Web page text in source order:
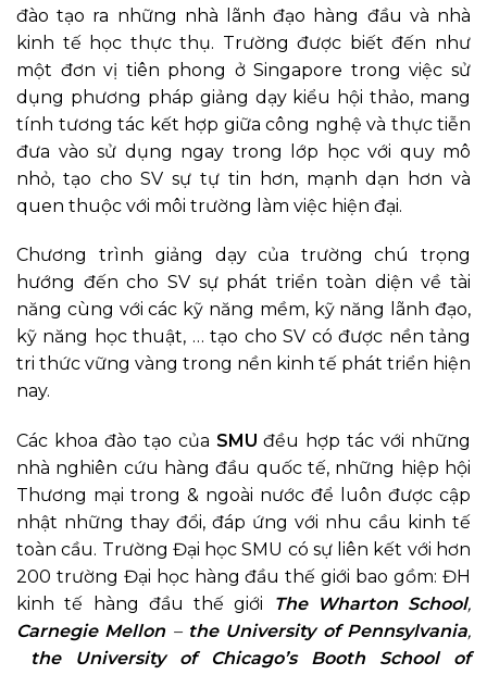
đào tạo ra những nhà lãnh đạo hàng đầu và nhà
kinh tế học thực thụ. Trường được biết đến như
một đơn vị tiên phong ở Singapore trong việc sử
dụng phương pháp giảng dạy kiểu hội thảo, mang
tính tương tác kết hợp giữa công nghệ và thực tiễn
đưa vào sử dụng ngay trong lớp học với quy mô
nhỏ, tạo cho SV sự tự tin hơn, mạnh dạn hơn và
quen thuộc với môi trường làm việc hiện đại.
Chương trình giảng dạy của trường chú trọng
hướng đến cho SV sự phát triển toàn diện về tài
năng cùng với các kỹ năng mềm, kỹ năng lãnh đạo,
kỹ năng học thuật, … tạo cho SV có được nền tảng
tri thức vững vàng trong nền kinh tế phát triển hiện
nay.
Các khoa đào tạo của SMU đều hợp tác với những
nhà nghiên cứu hàng đầu quốc tế, những hiệp hội
Thương mại trong & ngoài nước để luôn được cập
nhật những thay đổi, đáp ứng với nhu cầu kinh tế
toàn cầu. Trường Đại học SMU có sự liên kết với hơn
200 trường Đại học hàng đầu thế giới bao gồm: ĐH
kinh tế hàng đầu thế giới
The Wharton School,
Carnegie Mellon – the University of Pennsylvania,
the University of Chicago’s Booth School of